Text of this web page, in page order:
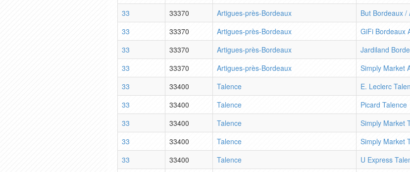
33
33370 Artigues-près-Bordeaux
But Bordeaux /
33
33370 Artigues-près-Bordeaux
GiFi Bordeaux
33
33370 Artigues-près-Bordeaux
Jardiland
33
33370 Artigues-près-Bordeaux
Simply Market
33
33400 Talence
E. Leclerc
33
33400 Talence
Picard Talence
33
33400 Talence
Simply Market
33
33400 Talence
Simply Market
33
33400 Talence
U Express